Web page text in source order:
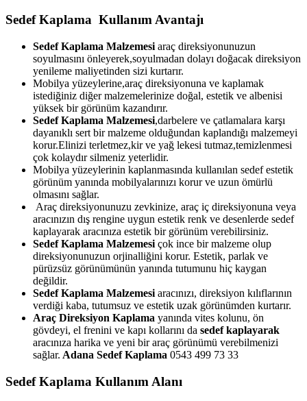
Sedef Kaplama Kullanım Avantajı
Sedef Kaplama Malzemesi araç direksiyonunuzun
soyulmasını önleyerek,soyulmadan dolayı doğacak direksiyon
yenileme maliyetinden sizi kurtarır.
Mobilya yüzeylerine,araç direksiyonuna ve kaplamak
istediğiniz diğer malzemelerinize doğal, estetik ve albenisi
yüksek bir görünüm kazandırır.
Sedef Kaplama Malzemesi,darbelere ve çatlamalara karşı
dayanıklı sert bir malzeme olduğundan kaplandığı malzemeyi
korur.Elinizi terletmez,kir ve yağ lekesi tutmaz,temizlenmesi
çok kolaydır silmeniz yeterlidir.
Mobilya yüzeylerinin kaplanmasında kullanılan sedef estetik
görünüm yanında mobilyalarınızı korur ve uzun ömürlü
olmasını sağlar.
Araç direksiyonunuzu zevkinize, araç iç direksiyonuna veya
aracınızın dış rengine uygun estetik renk ve desenlerde sedef
kaplayarak aracınıza estetik bir görünüm verebilirsiniz.
Sedef Kaplama Malzemesi çok ince bir malzeme olup
direksiyonunuzun orjinalliğini korur. Estetik, parlak ve
pürüzsüz görünümünün yanında tutumunu hiç kaygan
değildir.
Sedef Kaplama Malzemesi aracınızı, direksiyon kılıflarının
verdiği kaba, tutumsuz ve estetik uzak görünümden kurtarır.
Araç Direksiyon Kaplama yanında vites kolunu, ön
gövdeyi, el frenini ve kapı kollarını da sedef kaplayarak
aracınıza harika ve yeni bir araç görünümü verebilmenizi
sağlar. Adana Sedef Kaplama 0543 499 73 33
Sedef Kaplama Kullanım Alanı